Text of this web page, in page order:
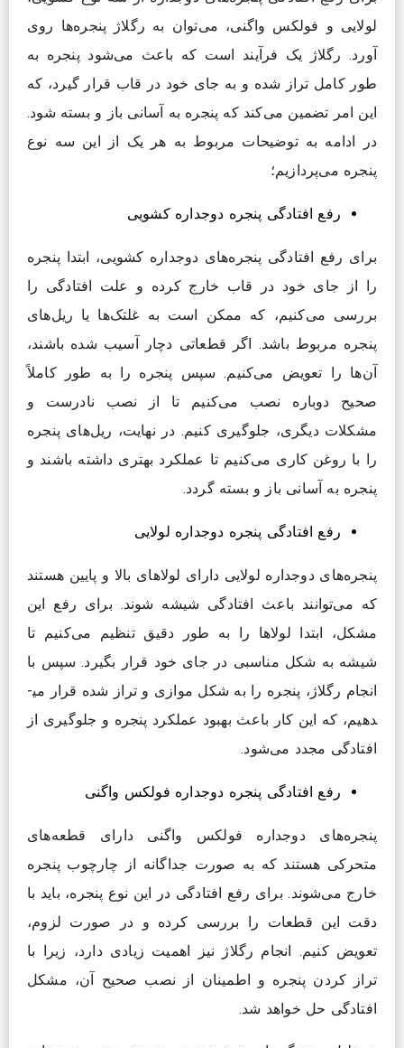
لولایی و فولکس واگنی، می‌توان به رگلاژ پنجره‌ها روی
آورد. رگلاژ یک فرآیند است که باعث می‌شود پنجره به
طور کامل تراز شده و به جای خود در قاب قرار گیرد، که
این امر تضمین می‌کند که پنجره به آسانی باز و بسته شود.
در ادامه به توضیحات مربوط به هر یک از این سه نوع
پنجره می‌پردازیم؛
رفع افتادگی پنجره دوجداره کشویی
برای رفع افتادگی پنجره‌های دوجداره کشویی، ابتدا پنجره
را از جای خود در قاب خارج کرده و علت افتادگی را
بررسی می‌کنیم، که ممکن است به غلتک‌ها یا ریل‌های
پنجره مربوط باشد. اگر قطعاتی دچار آسیب شده باشند،
آن‌ها را تعویض می‌کنیم. سپس پنجره را به طور کاملاً
صحیح دوباره نصب می‌کنیم تا از نصب نادرست و
مشکلات دیگری، جلوگیری کنیم. در نهایت، ریل‌های پنجره
را با روغن کاری می‌کنیم تا عملکرد بهتری داشته باشند و
پنجره به آسانی باز و بسته گردد.
رفع افتادگی پنجره دوجداره لولایی
پنجره‌های دوجداره لولایی دارای لولاهای بالا و پایین هستند
که می‌توانند باعث افتادگی شیشه شوند. برای رفع این
مشکل، ابتدا لولاها را به طور دقیق تنظیم می‌کنیم تا
شیشه به شکل مناسبی در جای خود قرار بگیرد. سپس با
انجام رگلاژ، پنجره را به شکل موازی و تراز شده قرار می­
دهیم، که این کار باعث بهبود عملکرد پنجره و جلوگیری از
افتادگی مجدد می‌شود.
رفع افتادگی پنجره دوجداره فولکس واگنی
پنجره‌های دوجداره فولکس واگنی دارای قطعه‌های
متحرکی هستند که به صورت جداگانه از چارچوب پنجره
خارج می‌شوند. برای رفع افتادگی در این نوع پنجره، باید با
دقت این قطعات را بررسی کرده و در صورت لزوم،
تعویض کنیم. انجام رگلاژ نیز اهمیت زیادی دارد، زیرا با
تراز کردن پنجره و اطمینان از نصب صحیح آن، مشکل
افتادگی حل خواهد شد.